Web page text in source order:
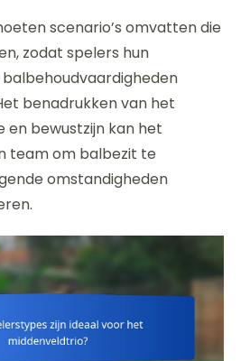
scenario’s omvatten die
zodat spelers hun
benadrukken van het
en bewustzijn kan het
team om balbezit te
omstandigheden